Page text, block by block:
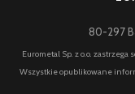
80-297
Eurometal Sp. z o.o.
Wszystkie opublikowane